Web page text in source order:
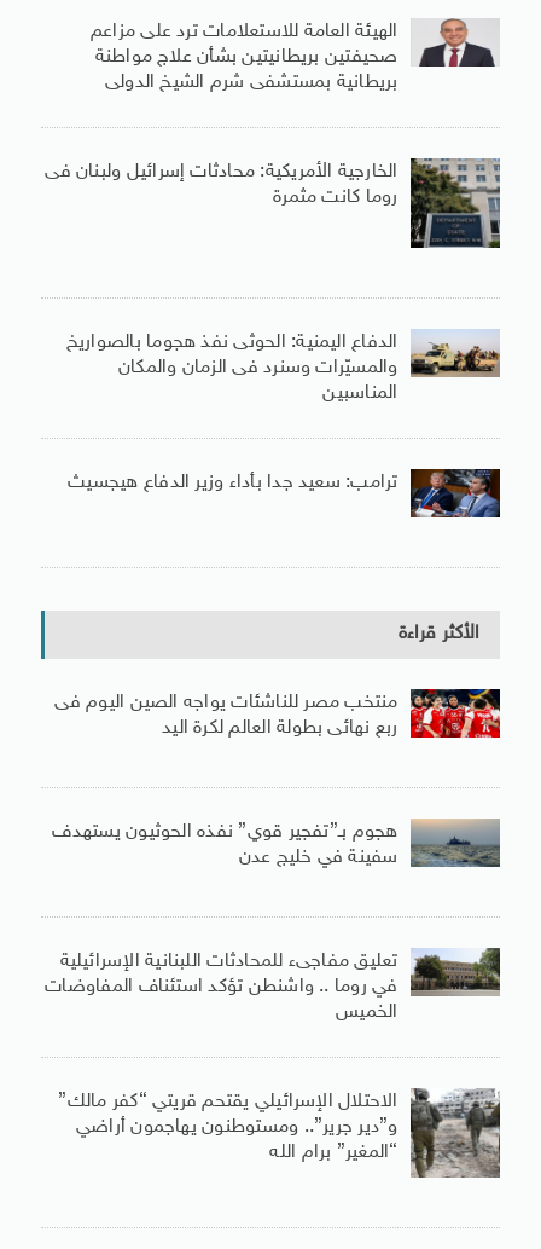
الهيئة العامة للاستعلامات ترد على مزاعم
صحيفتين بريطانيتين بشأن علاج مواطنة
بريطانية بمستشفى شرم الشيخ الدولى
الخارجية الأمريكية: محادثات إسرائيل ولبنان فى
روما كانت مثمرة
الدفاع اليمنية: الحوثى نفذ هجوما بالصواريخ
والمسيّرات وسنرد فى الزمان والمكان
المناسبين
ترامب: سعيد جدا بأداء وزير الدفاع هيجسيث
الأكثر قراءة
منتخب مصر للناشئات يواجه الصين اليوم فى
ربع نهائى بطولة العالم لكرة اليد
هجوم بـ”تفجير قوي” نفذه الحوثيون يستهدف
سفينة في خليج عدن
تعليق مفاجىء للمحادثات اللبنانية الإسرائيلية
في روما .. واشنطن تؤكد استئناف المفاوضات
الخميس
الاحتلال الإسرائيلي يقتحم قريتي “كفر مالك”
و”دير جرير”.. ومستوطنون يهاجمون أراضي
“المغير” برام الله